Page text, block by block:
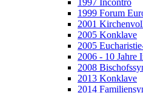
1997 Incontro
1999 Forum
2001
2005 Konklave
2005
2006 - 10 Jahre
2008
2013 Konklave
2014